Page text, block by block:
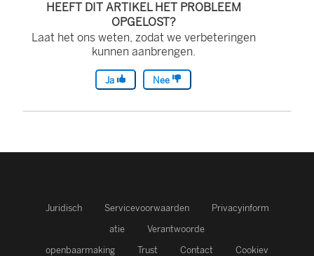
HEEFT DIT ARTIKEL HET PROBLEEM
OPGELOST?
Laat het ons weten, zodat we verbeteringen
kunnen aanbrengen.
Ja Nee
Juridisch Servicevoorwaarden
Privacyinform
atie
Verantwoorde
openbaarmaking
Trust Contact Cookiev